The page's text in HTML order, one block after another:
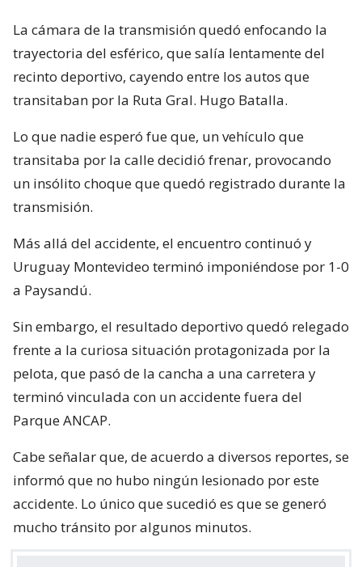
La cámara de la transmisión quedó enfocando la
trayectoria del esférico, que salía lentamente del
recinto deportivo, cayendo entre los autos que
transitaban por la Ruta Gral. Hugo Batalla.
Lo que nadie esperó fue que, un vehículo que
transitaba por la calle decidió frenar, provocando
un insólito choque que quedó registrado durante la
transmisión.
Más allá del accidente, el encuentro continuó y
Uruguay Montevideo terminó imponiéndose por 1-0
a Paysandú.
Sin embargo, el resultado deportivo quedó relegado
frente a la curiosa situación protagonizada por la
pelota, que pasó de la cancha a una carretera y
terminó vinculada con un accidente fuera del
Parque ANCAP.
Cabe señalar que, de acuerdo a diversos reportes, se
informó que no hubo ningún lesionado por este
accidente. Lo único que sucedió es que se generó
mucho tránsito por algunos minutos.